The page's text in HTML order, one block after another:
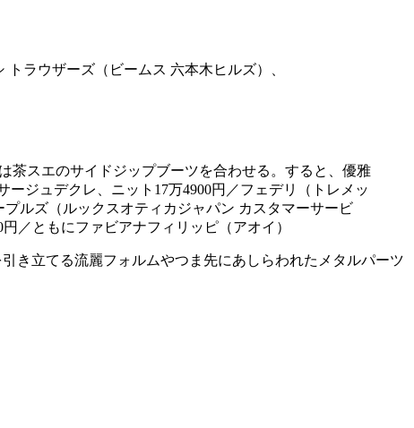
茶スエのサイドジップブーツを合わせる。すると、優雅
ジュデクレ、ニット17万4900円／フェデリ（トレメッ
ルズ（ルックスオティカジャパン カスタマーサービ
／ともにファビアナフィリッピ（アオイ）
き立てる流麗フォルムやつま先にあしらわれたメタルパーツ